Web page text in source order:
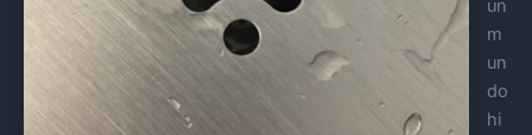
un
m
un
do
hi